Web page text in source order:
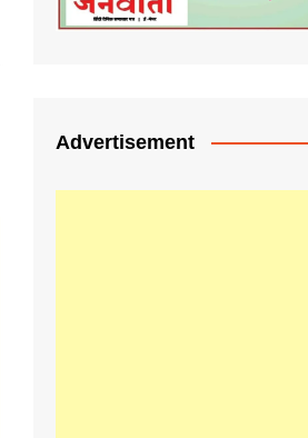
Advertisement